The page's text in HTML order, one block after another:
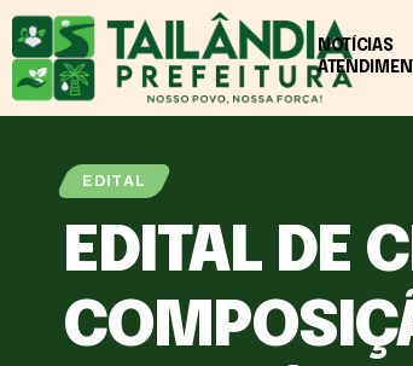
NOTÍCIAS
EDITAL
EDITAL DE